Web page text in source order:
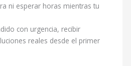
ni esperar horas mientras tu
con urgencia, recibir
reales desde el primer